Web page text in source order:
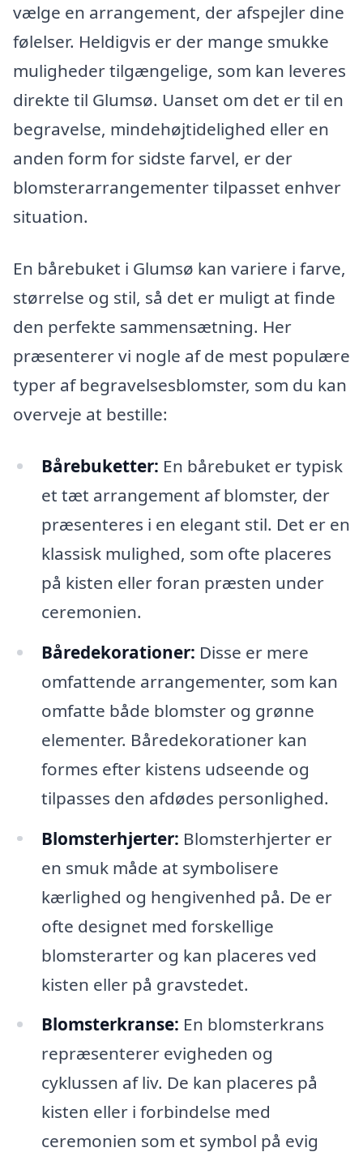
vælge en arrangement, der afspejler dine
følelser. Heldigvis er der mange smukke
muligheder tilgængelige, som kan leveres
direkte til Glumsø. Uanset om det er til en
begravelse, mindehøjtidelighed eller en
anden form for sidste farvel, er der
blomsterarrangementer tilpasset enhver
situation.
En bårebuket i Glumsø kan variere i farve,
størrelse og stil, så det er muligt at finde
den perfekte sammensætning. Her
præsenterer vi nogle af de mest populære
typer af begravelsesblomster, som du kan
overveje at bestille:
Bårebuketter: En bårebuket er typisk
et tæt arrangement af blomster, der
præsenteres i en elegant stil. Det er en
klassisk mulighed, som ofte placeres
på kisten eller foran præsten under
ceremonien.
Båredekorationer: Disse er mere
omfattende arrangementer, som kan
omfatte både blomster og grønne
elementer. Båredekorationer kan
formes efter kistens udseende og
tilpasses den afdødes personlighed.
Blomsterhjerter: Blomsterhjerter er
en smuk måde at symbolisere
kærlighed og hengivenhed på. De er
ofte designet med forskellige
blomsterarter og kan placeres ved
kisten eller på gravstedet.
Blomsterkranse: En blomsterkrans
repræsenterer evigheden og
cyklussen af liv. De kan placeres på
kisten eller i forbindelse med
ceremonien som et symbol på evig